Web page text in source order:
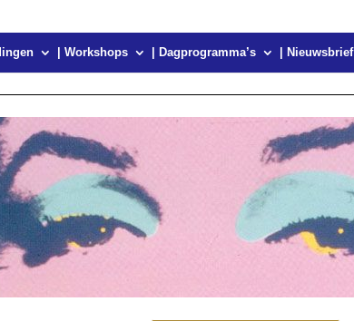
| Workshops | Dagprogramma’s | Nieuwsbrief